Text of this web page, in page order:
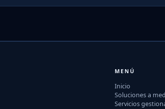
MENÚ
Inicio
Soluciones a
Servicios